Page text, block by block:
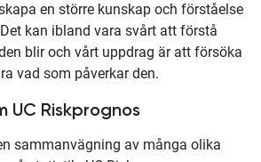
en större kunskap och förståelse
kan ibland vara svårt att förstå
blir och vårt uppdrag är att försöka
vad som påverkar den.
UC Riskprognos
sammanvägning av många olika